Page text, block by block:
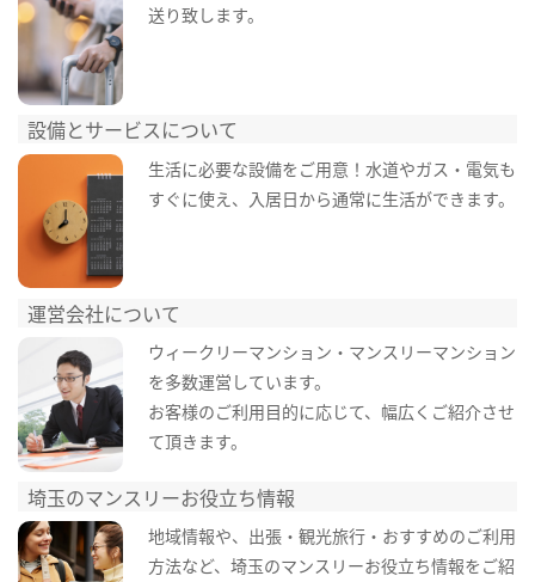
送り致します。
設備とサービスについて
生活に必要な設備をご用意！水道やガス・電気も
すぐに使え、入居日から通常に生活ができます。
運営会社について
ウィークリーマンション・マンスリーマンション
を多数運営しています。
お客様のご利用目的に応じて、幅広くご紹介させ
て頂きます。
埼玉のマンスリーお役立ち情報
地域情報や、出張・観光旅行・おすすめのご利用
方法など、埼玉のマンスリーお役立ち情報をご紹